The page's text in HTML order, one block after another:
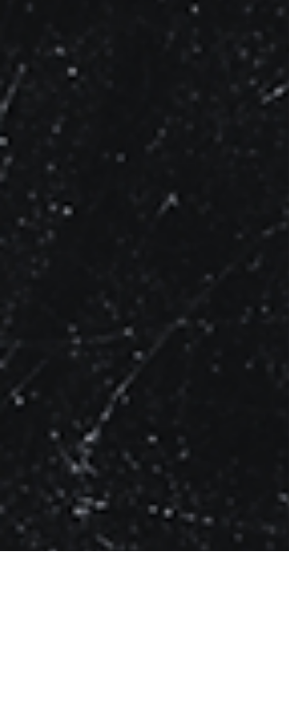
ha sido una serie de animes que toman
como punto de partida franquicias
cinematográficas occidentales para
explorar nuevos personajes, ampliar
universos narrativos y ofrecer
perspectivas visuales distintas. Aquí
algunos ejemplos imperdibles: The
Animatrix (2003) Mucho más que un
antología reúne a v